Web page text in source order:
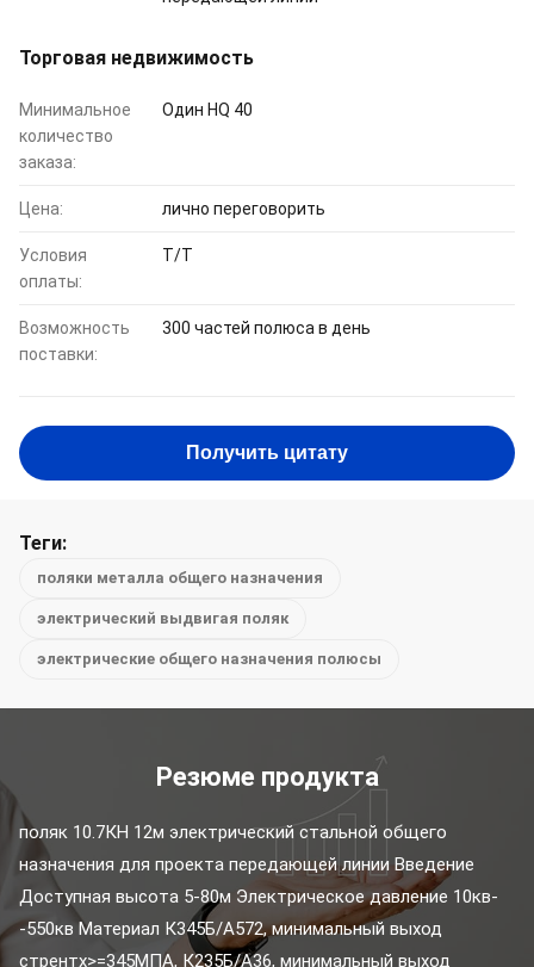
Торговая недвижимость
Минимальное
количество
заказа:
Один HQ 40
Цена: лично переговорить
Условия
оплаты:
T/T
Возможность
поставки:
300 частей полюса в день
Получить цитату
Теги:
поляки металла общего назначения
электрический выдвигая поляк
электрические общего назначения полюсы
Резюме продукта
поляк 10.7КН 12м электрический стальной общего
назначения для проекта передающей линии Введение
Доступная высота 5-80м Электрическое давление 10кв-
-550кв Материал К345Б/А572, минимальный выход
стрентх>=345МПА, К235Б/А36, минимальный выход